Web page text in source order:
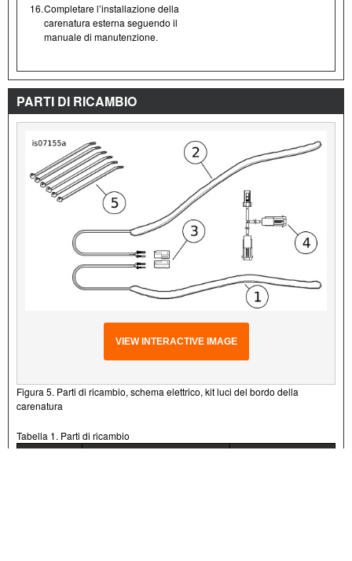
16.Completare l’installazione della
carenatura esterna seguendo il
manuale di manutenzione.
PARTI DI RICAMBIO
VIEW INTERACTIVE IMAGE
Figura 5. Parti di ricambio, schema elettrico, kit luci del bordo della
carenatura
Tabella 1. Parti di ricambio